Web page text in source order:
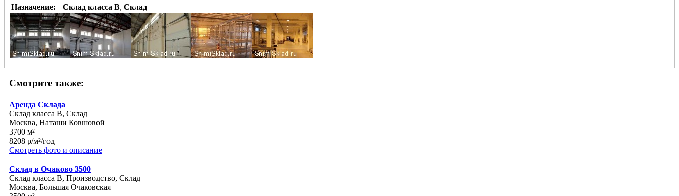
Назначение:
Склад класса B, Склад
Смотрите также:
Аренда Склада
Склад класса B, Склад
Москва, Наташи Ковшовой
3700 м²
8208 р/м²/год
Смотреть фото и описание
Склад в Очаково 3500
Склад класса B, Производство, Склад
Москва, Большая Очаковская